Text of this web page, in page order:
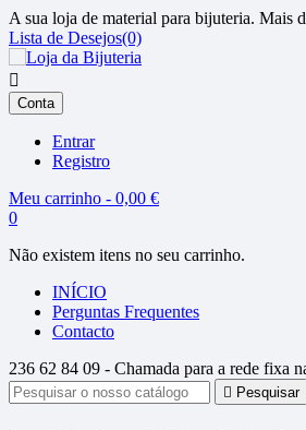
A sua loja de material para bijuteria. Mais
Lista de Desejos(0)

Conta
Entrar
Registro
Meu carrinho - 0,00 €
0
Não existem itens no seu carrinho.
INÍCIO
Perguntas Frequentes
Contacto
236 62 84 09 - Chamada para a rede fixa
 Pesquisar